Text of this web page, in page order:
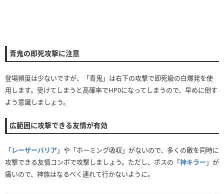
青鬼の即死攻撃に注意
登場頻度は少ないですが、「青鬼」は右下の攻撃で即死級の白爆発を使
用します。受けてしまうと高確率でHP0になってしまうので、早めに倒す
よう意識しましょう。
広範囲に攻撃できる友情が有効
「レーザーバリア」や「ホーミング吸収」がないので、多くの敵を同時に
攻撃できる友情コンボで攻撃しましょう。ただし、ボスの「神キラー 」が
痛いので、神族はなるべく連れて行かないように。